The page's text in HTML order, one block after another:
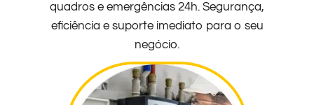
quadros e emergências 24h. Segurança,
eficiência e suporte imediato para o seu
negócio.